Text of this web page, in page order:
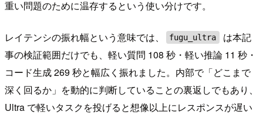
重い問題のために温存するという使い分けです。
レイテンシの振れ幅という意味では、 fugu_ultra
は本記
事の検証範囲だけでも、軽い質問 108 秒・軽い推論 11 秒・
コード生成 269 秒と幅広く振れました。内部で「どこまで
深く回るか」を動的に判断していることの裏返しでもあり、
Ultra で軽いタスクを投げると想像以上にレスポンスが遅い